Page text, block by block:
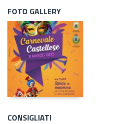
FOTO GALLERY
CONSIGLIATI